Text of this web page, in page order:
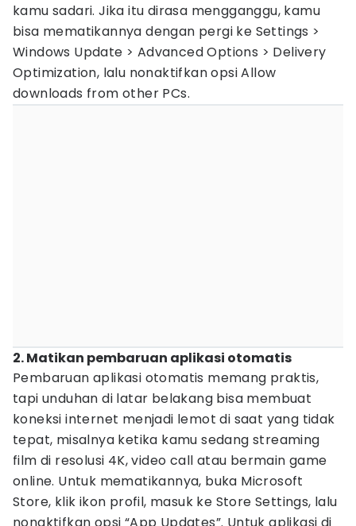
kamu sadari. Jika itu dirasa mengganggu, kamu
bisa mematikannya dengan pergi ke Settings >
Windows Update > Advanced Options > Delivery
Optimization, lalu nonaktifkan opsi Allow
downloads from other PCs.
2. Matikan pembaruan aplikasi otomatis
Pembaruan aplikasi otomatis memang praktis,
tapi unduhan di latar belakang bisa membuat
koneksi internet menjadi lemot di saat yang tidak
tepat, misalnya ketika kamu sedang streaming
film di resolusi 4K, video call atau bermain game
online. Untuk mematikannya, buka Microsoft
Store, klik ikon profil, masuk ke Store Settings, lalu